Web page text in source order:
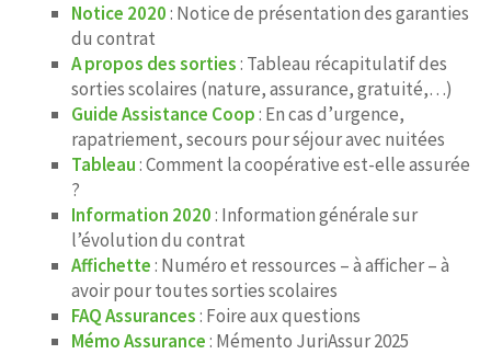
Notice 2020: Notice de présentation des garanties
du contrat
A propos des sorties: Tableau récapitulatif des
sorties scolaires (nature, assurance, gratuité,…)
Guide Assistance Coop: En cas d’urgence,
rapatriement, secours pour séjour avec nuitées
Tableau: Comment la coopérative est-elle assurée
?
Information 2020: Information générale sur
l’évolution du contrat
Affichette: Numéro et ressources – à afficher – à
avoir pour toutes sorties scolaires
FAQ Assurances: Foire aux questions
Mémo Assurance: Mémento JuriAssur 2025